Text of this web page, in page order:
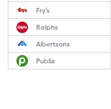
Fry’s
Ralphs
Albertsons
Publix